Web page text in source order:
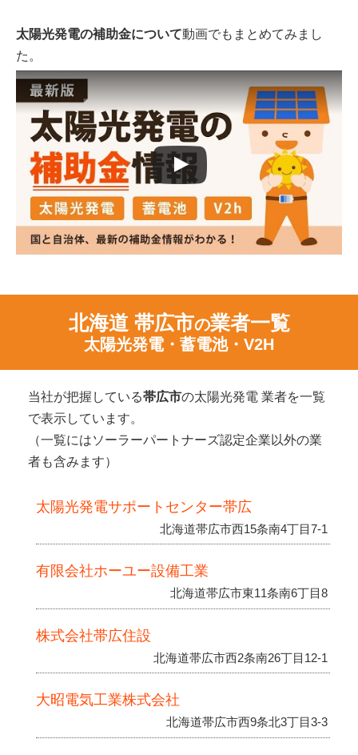
太陽光発電の補助金について動画でもまとめてみまし
た。
北海道 帯広市の業者一覧
太陽光発電・蓄電池・V2H
当社が把握している帯広市の太陽光発電 業者を一覧
で表示しています。
（一覧にはソーラーパートナーズ認定企業以外の業
者も含みます）
太陽光発電サポートセンター帯広
北海道帯広市西15条南4丁目7-1
有限会社ホーユー設備工業
北海道帯広市東11条南6丁目8
株式会社帯広住設
北海道帯広市西2条南26丁目12-1
大昭電気工業株式会社
北海道帯広市西9条北3丁目3-3